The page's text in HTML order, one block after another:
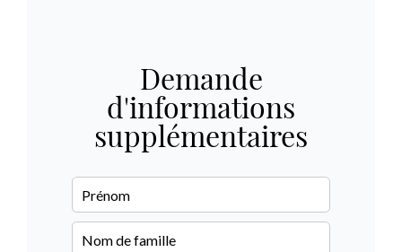
Demande
d'informations
supplémentaires